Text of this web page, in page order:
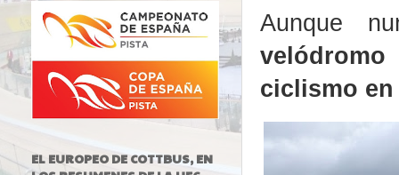
Aunque
ciclismo
EL EUROPEO DE COTTBUS, EN